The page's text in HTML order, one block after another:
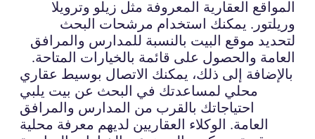
المواقع العقارية المعروفة مثل زيلو وترويلا
وريلتور. يمكنك استخدام مرشحات البحث
لتحديد موقع البيت بالنسبة للمدارس والمرافق
العامة والحصول على قائمة بالخيارات المتاحة.
بالإضافة إلى ذلك، يمكنك الاتصال بوسيط عقاري
محلي لمساعدتك في البحث عن بيت يلبي
احتياجاتك بالقرب من المدارس والمرافق
العامة. الوكلاء العقاريين لديهم معرفة محلية